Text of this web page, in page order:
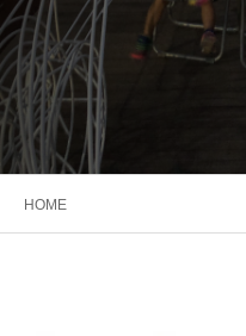
HOME